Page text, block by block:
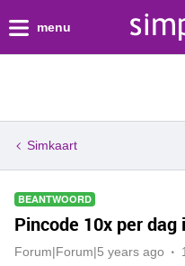
menu
Simkaart
BEANTWOORD
Pincode 10x per dag
Forum|Forum|5 years ago